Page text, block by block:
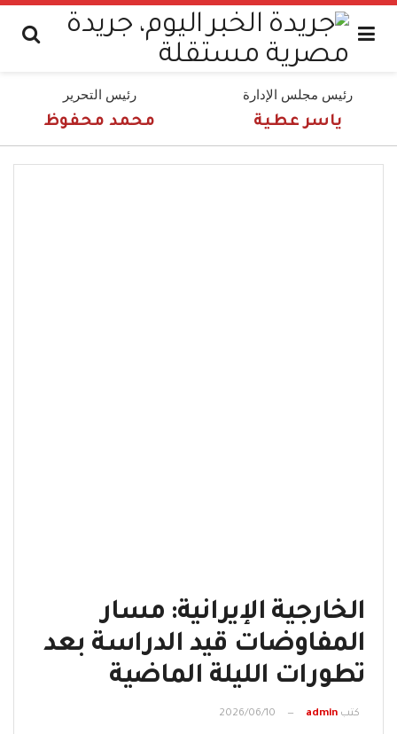
رئيس مجلس الإدارة
ياسر عطية
رئيس التحرير
محمد محفوظ
الخارجية الإيرانية: مسار
المفاوضات قيد الدراسة بعد
تطورات الليلة الماضية
كتب admin
2026/06/10